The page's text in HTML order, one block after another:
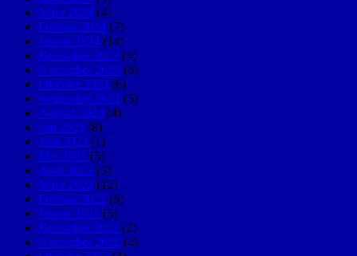
März 2024 (4)
Februar 2024 (7)
Januar 2024 (14)
Dezember 2023 (4)
November 2023 (6)
Oktober 2023 (6)
September 2023 (5)
August 2023 (4)
Juli 2023 (8)
Juni 2023 (1)
Mai 2023 (5)
April 2023 (3)
März 2023 (12)
Februar 2023 (6)
Januar 2023 (5)
Dezember 2022 (2)
November 2022 (4)